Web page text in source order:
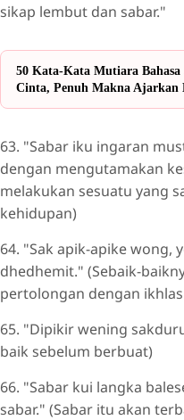
sikap lembut dan sabar."
50 Kata-Kata Mutiara
Cinta, Penuh Makna Ajarkan
63. "Sabar iku ingaran
dengan mengutamakan
melakukan sesuatu yang
kehidupan)
64. "Sak apik-apike wong,
dhedhemit." (Sebaik-
pertolongan dengan
65. "Dipikir wening
baik sebelum berbuat)
66. "Sabar kui langka
sabar." (Sabar itu akan